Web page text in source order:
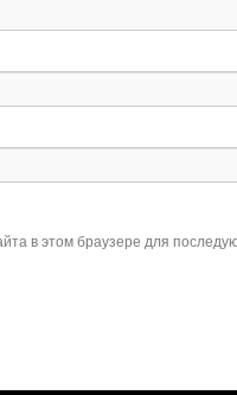
в этом браузере для